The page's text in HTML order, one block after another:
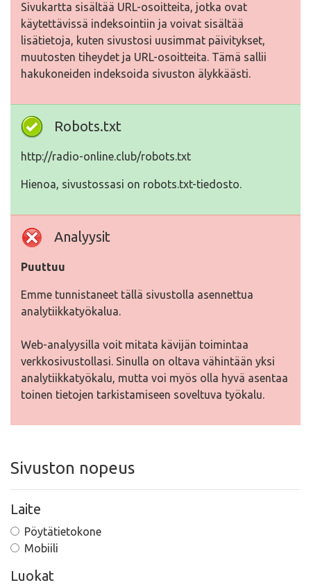
Sivukartta sisältää URL-osoitteita, jotka ovat
käytettävissä indeksointiin ja voivat sisältää
lisätietoja, kuten sivustosi uusimmat päivitykset,
muutosten tiheydet ja URL-osoitteita. Tämä sallii
hakukoneiden indeksoida sivuston älykkäästi.
Robots.txt
http://radio-online.club/robots.txt
Hienoa, sivustossasi on robots.txt-tiedosto.
Analyysit
Puuttuu
Emme tunnistaneet tällä sivustolla asennettua
analytiikkatyökalua.
Web-analyysilla voit mitata kävijän toimintaa
verkkosivustollasi. Sinulla on oltava vähintään yksi
analytiikkatyökalu, mutta voi myös olla hyvä asentaa
toinen tietojen tarkistamiseen soveltuva työkalu.
Sivuston nopeus
Laite
Pöytätietokone
Mobiili
Luokat